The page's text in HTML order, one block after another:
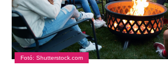
Fotó: Shutterstock.com